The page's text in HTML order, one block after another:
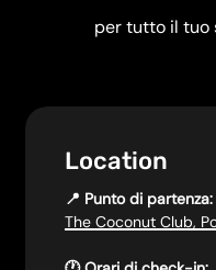
per tutto il tuo
Location
📍 Punto di partenza:
The Coconut Club,